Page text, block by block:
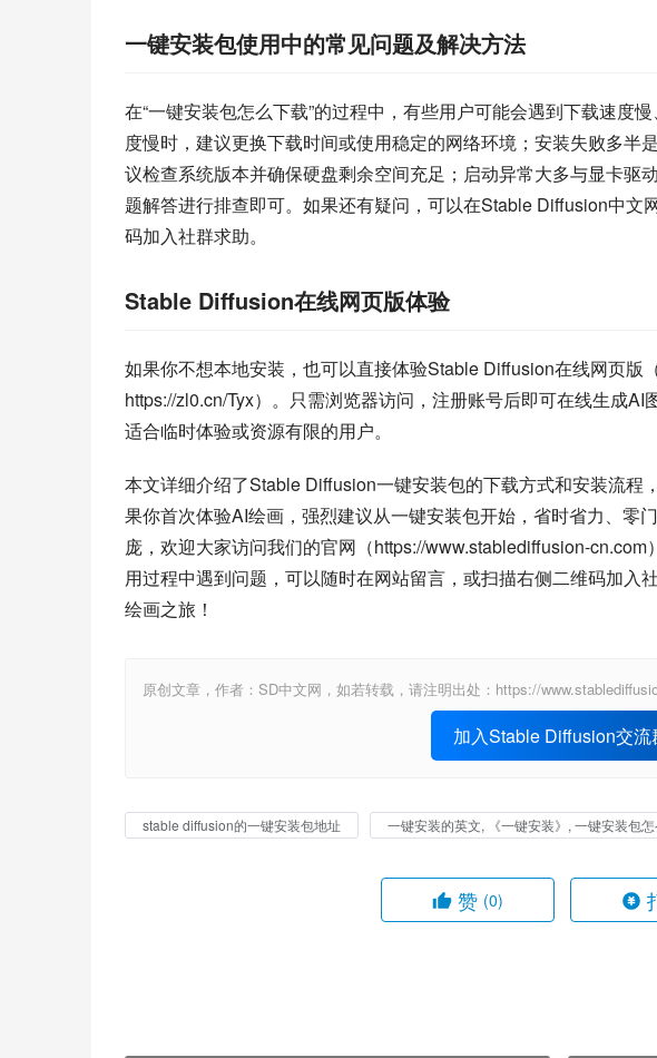
一键安装包使用中的常见问题及解决方法
在“一键安装包怎么下载”的过程中，有些用户可能会遇到下载速度
度慢时，建议更换下载时间或使用稳定的网络环境；安装失败多半
议检查系统版本并确保硬盘剩余空间充足；启动异常大多与显卡驱
题解答进行排查即可。如果还有疑问，可以在Stable Diffusion中文
码加入社群求助。
Stable Diffusion在线网页版体验
如果你不想本地安装，也可以直接体验Stable Diffusion在线网页版
https://zl0.cn/Tyx）。只需浏览器访问，注册账号后即可在线生成
适合临时体验或资源有限的用户。
本文详细介绍了Stable Diffusion一键安装包的下载方式和安装流程
果你首次体验AI绘画，强烈建议从一键安装包开始，省时省力、零
庞，欢迎大家访问我们的官网（https://www.stablediffusion-
用过程中遇到问题，可以随时在网站留言，或扫描右侧二维码加入
绘画之旅！
原创文章，作者：SD中文网，如若转载，请注明出处：https://
加入Stable Diffusion交流
stable diffusion的一键安装包地址 一键安装的英文, 《一键安装》, 一键安装包
赞 (0)